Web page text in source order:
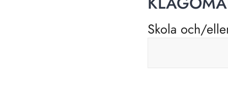
Skola och/